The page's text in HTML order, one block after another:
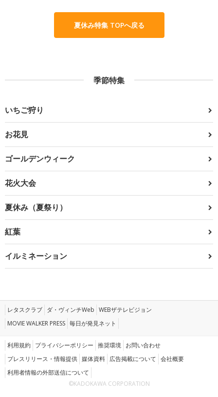
夏休み特集 TOPへ戻る
季節特集
いちご狩り
お花見
ゴールデンウィーク
花火大会
夏休み（夏祭り）
紅葉
イルミネーション
レタスクラブ ダ・ヴィンチWeb WEBザテレビジョン
MOVIE WALKER PRESS 毎日が発見ネット
利用規約 プライバシーポリシー 推奨環境 お問い合わせ
プレスリリース・情報提供 媒体資料 広告掲載について 会社概要
利用者情報の外部送信について
©KADOKAWA CORPORATION